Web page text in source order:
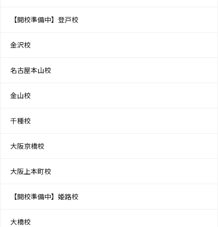
【開校準備中】登戸校
金沢校
名古屋本山校
金山校
千種校
大阪京橋校
大阪上本町校
【開校準備中】姫路校
大橋校